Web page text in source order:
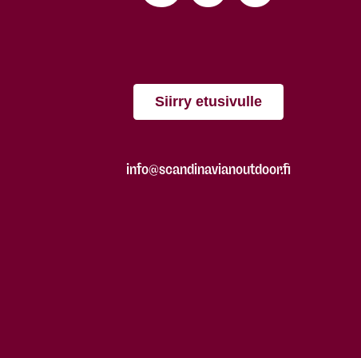
Siirry etusivulle
info@scandinavianoutdoor.fi